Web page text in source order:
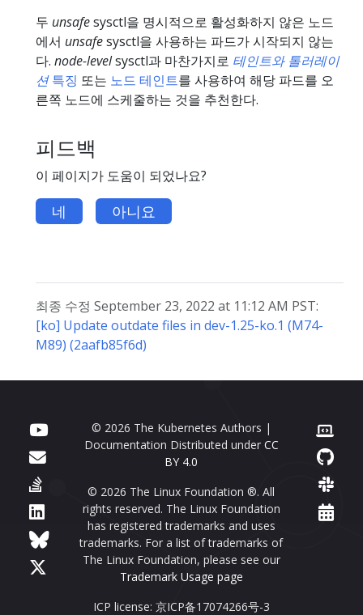
두 unsafesysctl을 명시적으로 활성화하지 않은 노드
에서 unsafesysctl을 사용하는 파드가 시작되지 않는
다. node-levelsysctl과 마찬가지로 테인트와 톨러레이
션특징 또는 노드 테인트를 사용하여 해당 파드를 오
른쪽 노드에 스케줄하는 것을 추천한다.
피드백
이 페이지가 도움이 되었나요?
네 아니요
최종 수정 September 23, 2022 at 11:12 AM PST:
[ko] Update outdate files in dev-1.25-ko.1 (M74-
M89) (2aafb85f6d)
© 2026 The Kubernetes Authors |
Documentation Distributed under CC
BY 4.0
© 2026 The Linux Foundation ®. All
rights reserved. The Linux Foundation
has registered trademarks and uses
trademarks. For a list of trademarks of
The Linux Foundation, please see our
Trademark Usage page
ICP license: 京ICP备17074266号-3